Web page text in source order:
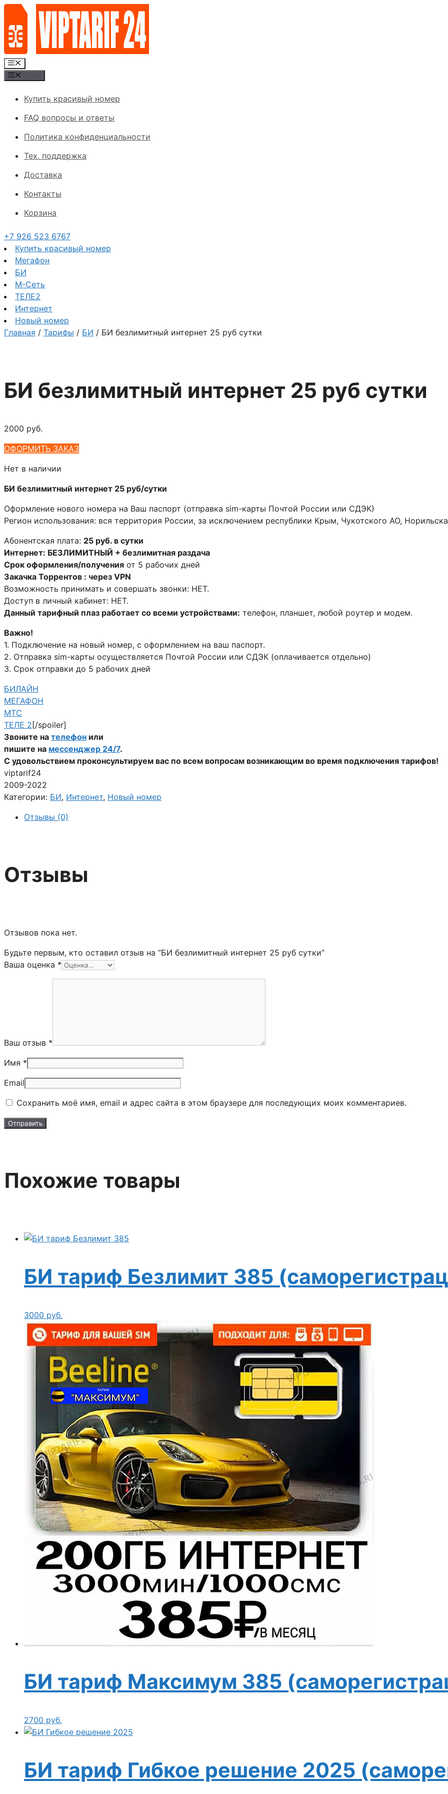
Перейти
содержимому
Меню
Купить красивый номер
FAQ вопросы и ответы
Политика конфиденциальности
Тех. поддержка
Доставка
Контакты
Корзина
+7 926 523 6767
Купить красивый номер
Мегафон
БИ
М-Сеть
ТЕЛЕ2
Интернет
Новый номер
Главная / Тарифы / БИ / БИ безлимитный интернет 25 руб сутки
БИ безлимитный интернет 25 руб сутки
2000 руб.
ОФОРМИТЬ ЗАКАЗ
Нет в наличии
БИ безлимитный интернет 25 руб/сутки
Оформление нового номера на Ваш паспорт (отправка sim-карты Почтой России или СДЭК)
Регион использования: вся территория России, за исключением республики Крым, Чукотского АО,
Абонентская плата: 25 руб. в сутки
Интернет: БЕЗЛИМИТНЫЙ + безлимитная раздача
Срок оформления/получения от 5 рабочих дней
Закачка Торрентов : через VPN
Возможность принимать и совершать звонки: НЕТ.
Доступ в личный кабинет: НЕТ.
Данный тарифный плаз работает со всеми устройствами: телефон, планшет, любой роутер и модем.
Важно!
1. Подключение на новый номер, с оформлением на ваш паспорт.
2. Отправка sim-карты осуществляется Почтой России или СДЭК (оплачивается отдельно)
3. Срок отправки до 5 рабочих дней
БИЛАЙН
МЕГАФОН
МТС
ТЕЛЕ 2[/spoiler]
Звоните на телефон или
пишите на мессенджер 24/7.
С удовольствием проконсультируем вас по всем вопросам возникающим во время подключения тарифов!
viptarif24
2009-2022
Категории: БИ, Интернет, Новый номер
Отзывы (0)
Отзывы
Отзывов пока нет.
Будьте первым, кто оставил отзыв на “БИ безлимитный интернет 25 руб сутки”
Ваша оценка *
Ваш отзыв *
Имя *
Email
Сохранить моё имя, email и адрес сайта в этом браузере для последующих моих комментариев.
Похожие товары
БИ тариф Безлимит 385
3000 руб.
БИ тариф Максимум 385
2700 руб.
БИ тариф Гибкое решение 2025